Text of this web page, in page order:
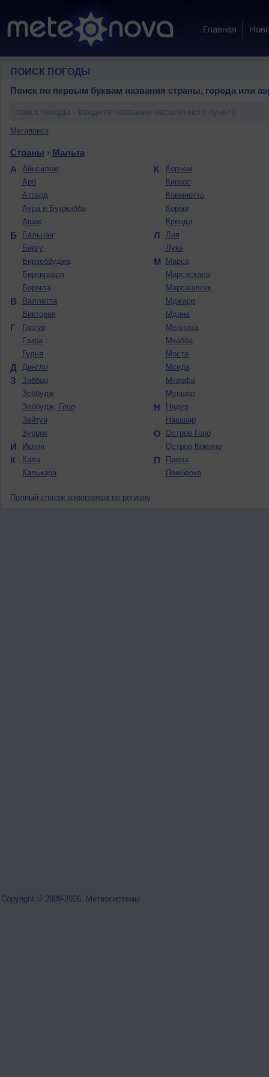
Главная
ПОИСК ПОГОДЫ
Поиск по первым буквам названия страны, города или
Мегапоиск
Страны › Мальта
А
Айнсилем
Арб
Аттард
Аура и Буджибба
Ашак
Б
Бальцан
Биргу
Бирзеббуджа
Биркиркара
Бормла
В
Валлетта
Виктория
Г
Гаргур
Гзира
Гудья
Д Дингли
З
Заббар
Зеббудж
Зеббудж, Гоцо
Зейтун
Зуррик
И Иклин
К
Кала
Калькара
К
Керчем
Киркоп
Коминотто
Корми
Кренди
Л
Лия
Лука
М
Марса
Марсаскала
Марсашлокк
Мджарр
Мдина
Меллиха
Мкабба
Моста
Мсида
Мтарфа
Муншар
Н
Надур
Нашшар
О
Остров Гоцо
Остров Комино
П
Паола
Пемброке
Полный список аэропортов по региону
Copyright © 2009-2026, Метеосистемы